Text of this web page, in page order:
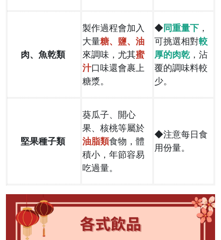
肉、魚乾類
製作過程會加入
大量糖、鹽、油
來調味，尤其蜜
汁口味還會裹上
糖漿。
◆同重量下 ，
可挑選相對較
厚的肉乾 ，沾
覆的調味料較
少。
堅果種子類
葵瓜子、開心
果、核桃等屬於
油脂類食物，體
積小，年節容易
吃過量。
◆注意每日食
用份量。